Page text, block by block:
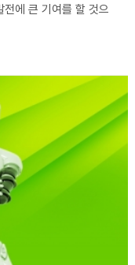
에 큰 기여를 할 것으